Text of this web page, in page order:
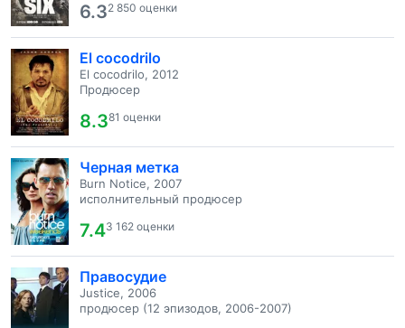
6.32 850 оценки
El cocodrilo
El cocodrilo, 2012
Продюсер
8.381 оценки
Черная метка
Burn Notice, 2007
исполнительный продюсер
7.43 162 оценки
Правосудие
Justice, 2006
продюсер (12 эпизодов, 2006-2007)